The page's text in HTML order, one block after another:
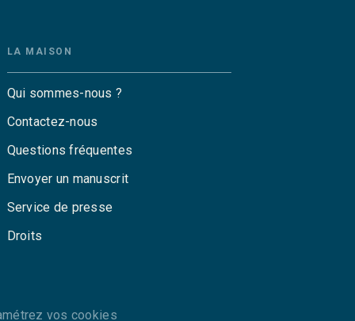
LA MAISON
Qui sommes-nous ?
Contactez-nous
Questions fréquentes
Envoyer un manuscrit
Service de presse
Droits
vos cookies